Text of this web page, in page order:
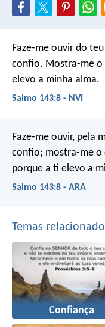
Faze-me ouvir do
confio. Mostra-me o
elevo a minha alma.
Salmo 143:8 - NVI
Faze-me ouvir, pela
confio; mostra-me o
porque a ti elevo a
Salmo 143:8 - ARA
Temas
Confiança